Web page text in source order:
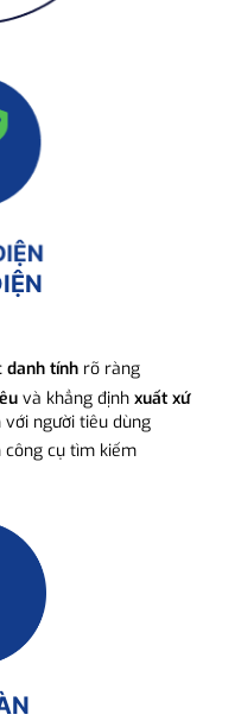
danh tính rõ ràng
và khẳng định xuất xứ
người tiêu dùng
công cụ tìm kiếm